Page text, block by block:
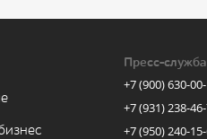
Пресс-
+7 (900) 630-
+7 (931) 238-
+7 (950) 240-